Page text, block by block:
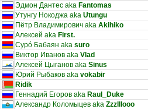
Эдмон Дантес aka Fantomas
Утунгу Нокоджа aka Utungu
Пётр Владимирович aka Akihiko
Алексей aka First.
Сурó Бабаян aka suro
Виктор Иванов aka Vlad
Алексей Цыганов aka Sinus
Юрий Рыбаков aka vokabir
Ridik
Геннадий Егоров aka Raul_Duke
Александр Коломыцев aka Zzzlllooo